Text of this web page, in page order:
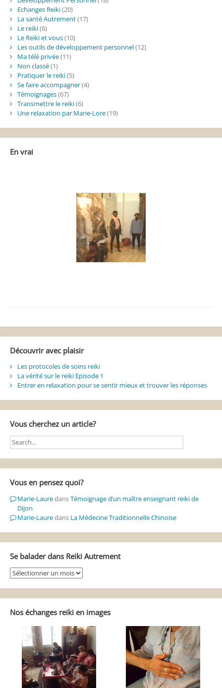
Echanges Reiki(20)
La santé Autrement(17)
Le reiki(6)
Le Reiki et vous(10)
Les outils de développement personnel(12)
Ma télé privée(11)
Non classé(1)
Pratiquer le reiki(5)
Se faire accompagner(4)
Témoignages(67)
Transmettre le reiki(6)
Une relaxation par Marie-Lore(19)
En vrai
Découvrir avec plaisir
Les protocoles de soins reiki
La vérité sur le reiki Episode 1
Entrer en relaxation pour se sentir mieux et trouver les réponses
Vous cherchez un article?
Vous en pensez quoi?
Marie-LauredansTémoignage d’un maître enseignant reiki de
Dijon
Marie-Lauredans La Médecine Traditionnelle Chinoise
Se balader dans Reiki Autrement
Se
balader
dans
Reiki
Autrement
Nos échanges reiki en images